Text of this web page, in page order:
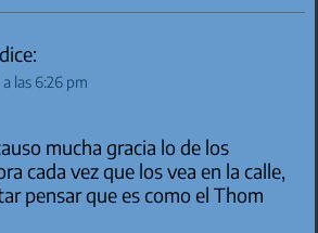
dice:
las 6:26 pm
mucha gracia lo de los
cada vez que los vea en la calle,
pensar que es como el Thom